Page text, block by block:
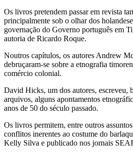
Os livros pretendem passar em revista
principalmente sob o olhar dos
governação do Governo português em
autoria de Ricardo Roque.
Noutros capítulos, os autores Andrew
debruçaram-se sobre a etnografia
comércio colonial.
David Hicks, um dos autores, escreveu,
arquivos, alguns apontamentos
anos de 50 do século passado.
Os livros permitem, entre outros
conflitos inerentes ao costume do
Kelly Silva e publicado nos jornais